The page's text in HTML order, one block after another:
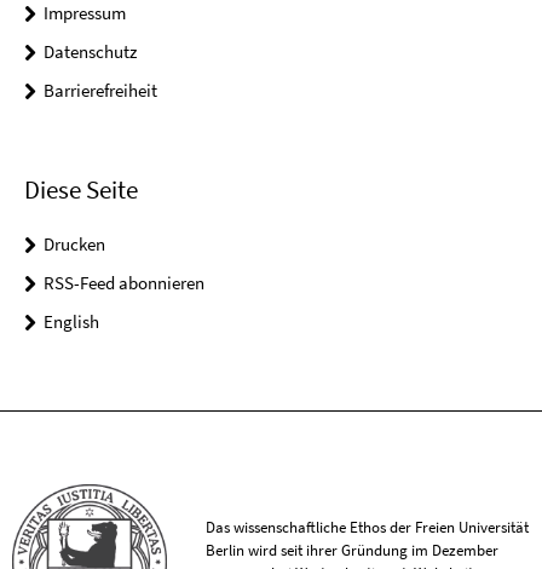
Impressum
Datenschutz
Barrierefreiheit
Diese Seite
Drucken
RSS-Feed abonnieren
English
Das wissenschaftliche Ethos der Freien Universität
Berlin wird seit ihrer Gründung im Dezember